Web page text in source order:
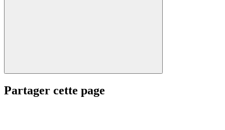
Partager cette page